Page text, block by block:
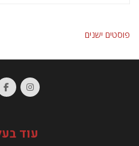
ניווט
פוסטים ישנים
עוד